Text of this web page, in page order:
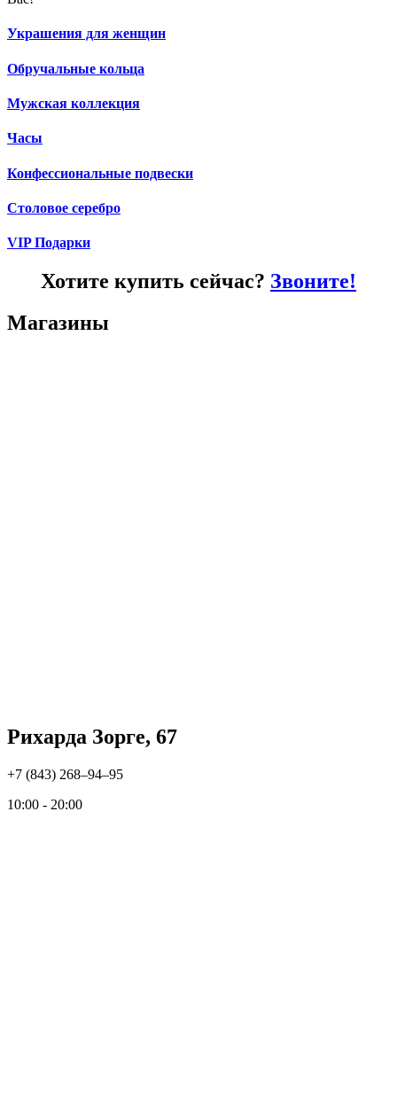
Украшения для женщин
Обручальные кольца
Мужская коллекция
Часы
Конфессиональные подвески
Столовое серебро
VIP Подарки
Хотите купить сейчас? Звоните!
Магазины
Рихарда Зорге, 67
+7 (843) 268‒94‒95
10:00 - 20:00